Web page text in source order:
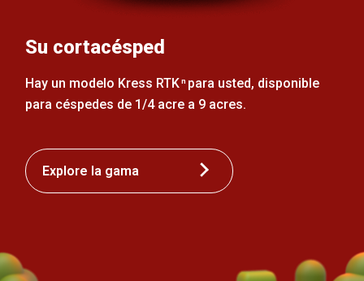
Su cortacésped
Hay un modelo Kress RTK npara usted, disponible
para céspedes de 1/4 acre a 9 acres.
Explore la gama